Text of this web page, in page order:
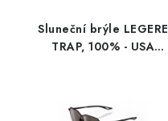
Sluneční brýle LEGERE
TRAP, 100% - USA